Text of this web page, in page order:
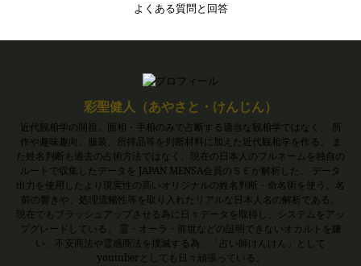
よくある質問と回答
彩聖健人（あやさと・けんじん）
近代観相学の開祖。面相・手相のみで占断する適当な観相学ではなく、 所
作や趣味趣向、服装、所持品等を判断材料に加えた近代観相学を作る。 ま
た姓名判断も過去の占術方法ではなく、現在の日本人のフルネームを独自の
ルートで収集したデータを JAPAN MENSA会員のＳＥが解析した、 データ
出力を使用したより現実性の高いオリジナルの姓名判断・命名術を使う。名
前の響きや、処理流暢性等を取り入れたリアルな日本人名の解析である。
現在でもブラッシュアップさせる為に日々データを取得し、システムをアッ
プグレードしている。 霊・オーラ・前世などの証明できないオカルトを嫌
い、不安商法や霊感商法を撲滅する為、「占い師けんけん」として
youtuberとしても日々頑張っている。